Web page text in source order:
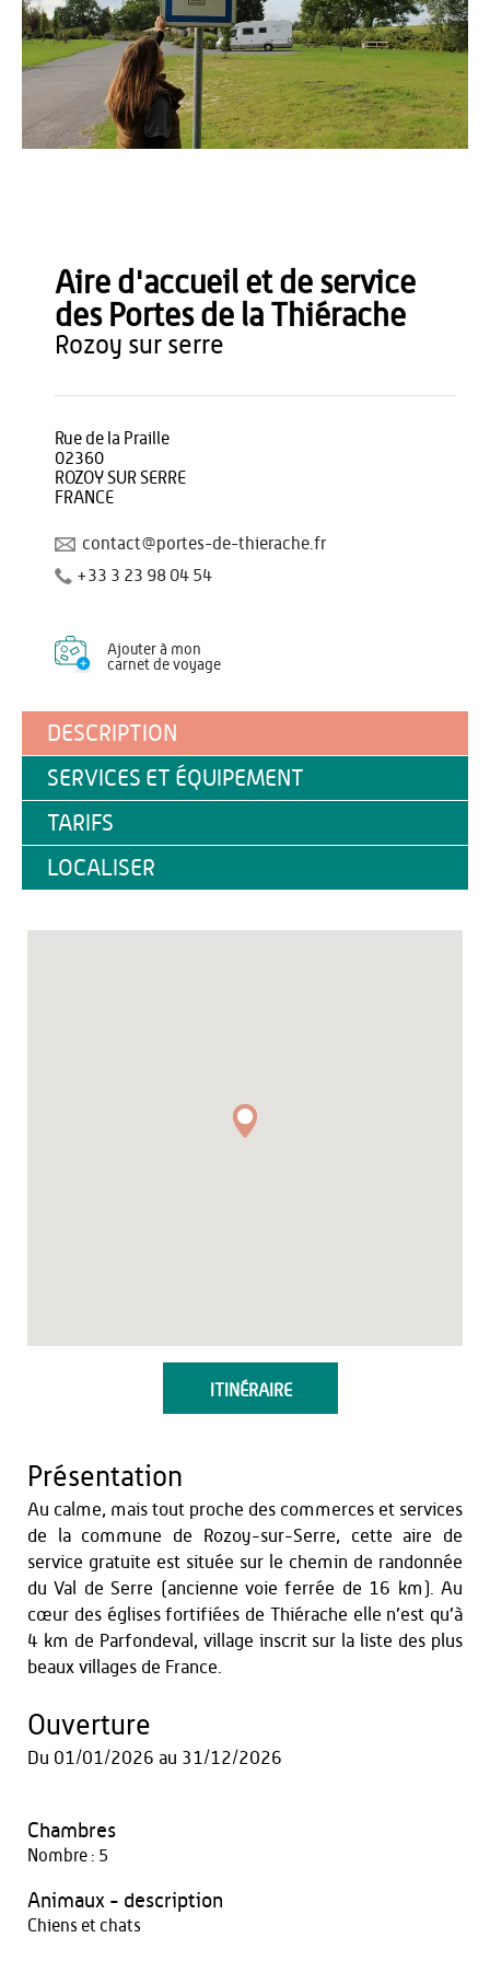
Aire d'accueil et de service
des Portes de la Thiérache
rozoy sur serre
Rue de la Praille
02360
ROZOY SUR SERRE
FRANCE
contact@portes-de-thierache.fr
+33 3 23 98 04 54
Ajouter à mon
carnet de voyage
DESCRIPTION
SERVICES ET ÉQUIPEMENT
TARIFS
LOCALISER
ITINÉRAIRE
Présentation
Au calme, mais tout proche des commerces et services
de la commune de Rozoy-sur-Serre, cette aire de
service gratuite est située sur le chemin de randonnée
du Val de Serre (ancienne voie ferrée de 16 km). Au
cœur des églises fortifiées de Thiérache elle n’est qu’à
4 km de Parfondeval, village inscrit sur la liste des plus
beaux villages de France.
Ouverture
Du 01/01/2026 au 31/12/2026
Chambres
Nombre : 5
Animaux - description
Chiens et chats